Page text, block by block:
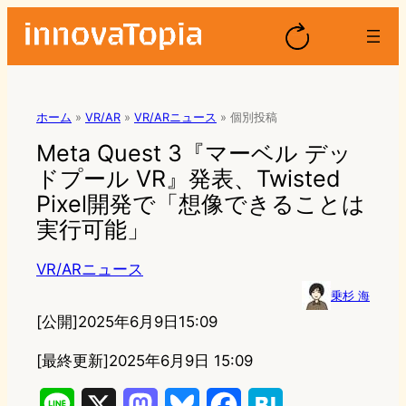
ホーム » VR/AR » VR/ARニュース » 個別投稿
Meta Quest 3『マーベル デッ
ドプール VR』発表、Twisted
Pixel開発で「想像できることは
実行可能」
VR/ARニュース
乗杉 海
[公開]2025年6月9日15:09
[最終更新]2025年6月9日 15:09